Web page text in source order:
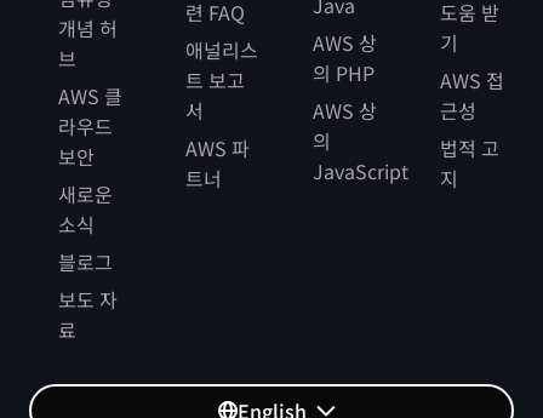
개념 허
브
AWS 클
라우드
보안
새로운
소식
블로그
보도 자
료
련 FAQ
애널리스
트 보고
서
AWS 파
트너
AWS 상
의 PHP
AWS 상
의
JavaScript
도움 받
기
AWS 접
근성
법적 고
지
English